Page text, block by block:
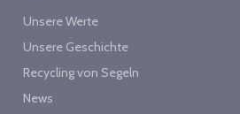
Unsere Werte
Unsere Geschichte
Recycling von Segeln
News